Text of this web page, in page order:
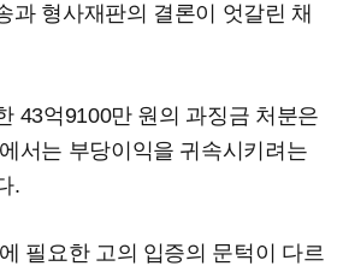
과 형사재판의 결론이 엇갈린 채
43억9100만 원의 과징금 처분은
서는 부당이익을 귀속시키려는
.
필요한 고의 입증의 문턱이 다르